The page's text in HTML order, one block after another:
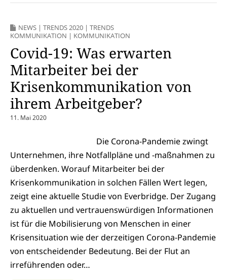
NEWS | TRENDS 2020 | TRENDS
KOMMUNIKATION | KOMMUNIKATION
Covid-19: Was erwarten
Mitarbeiter bei der
Krisenkommunikation von
ihrem Arbeitgeber?
11. Mai 2020
Die Corona-Pandemie zwingt
Unternehmen, ihre Notfallpläne und -maßnahmen zu
überdenken. Worauf Mitarbeiter bei der
Krisenkommunikation in solchen Fällen Wert legen,
zeigt eine aktuelle Studie von Everbridge. Der Zugang
zu aktuellen und vertrauenswürdigen Informationen
ist für die Mobilisierung von Menschen in einer
Krisensituation wie der derzeitigen Corona-Pandemie
von entscheidender Bedeutung. Bei der Flut an
irreführenden oder…